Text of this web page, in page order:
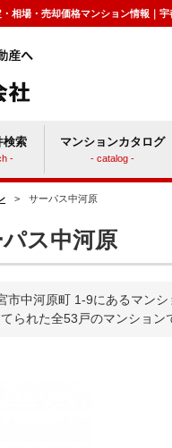
相場・売却価格マンション情報｜
検索
-
マンションカタログ
- catalog -
マンションと戸建てどっ
> サーパス中河原
ス中河原
市中河原町 1-9にあるマン
られた全53戸のマンション